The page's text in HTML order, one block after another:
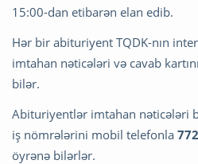
15:00-dan etibarən elan edib.
Hər bir abituriyent TQDK-nın
imtahan nəticələri və cavab
bilər.
Abituriyentlər imtahan nəticələri
iş nömrələrini mobil telefonla
öyrənə bilərlər.